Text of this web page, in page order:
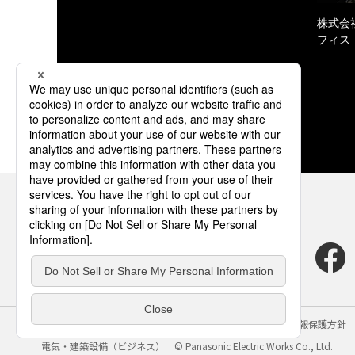
株式
フィス
サイトのご利用にあたって クッキーポリシー
個人情報保護方針
電気・建築設備（ビジネス）
© Panasonic Electric Works Co., Ltd.